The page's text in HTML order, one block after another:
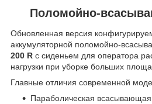
Поломойно-
Обновленная версия
аккумуляторной поломойно-
200 R с сиденьем для оператора
нагрузки при уборке больших
Главные отличия современной
Параболическая всасывающая